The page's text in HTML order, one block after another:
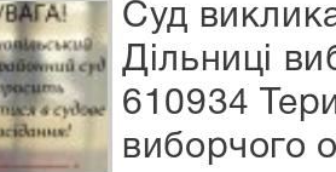
Суд
Дільниці
610934
виборчого